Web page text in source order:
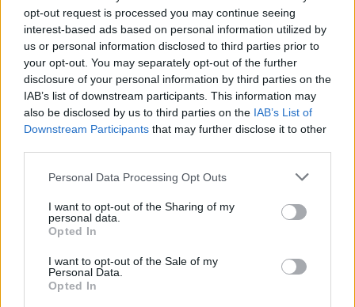
opt-out request is processed you may continue seeing
interest-based ads based on personal information utilized by
us or personal information disclosed to third parties prior to
your opt-out. You may separately opt-out of the further
disclosure of your personal information by third parties on the
IAB’s list of downstream participants. This information may
also be disclosed by us to third parties on the IAB’s List of
Downstream Participants that may further disclose it to other
Personal Data Processing Opt Outs
I want to opt-out of the Sharing of my
personal data.
Opted In
I want to opt-out of the Sale of my
Personal Data.
Opted In
Prihodnji teden bo Velenje obiskala
komisija projekta Moja dežela – znak
gostoljubnosti
6. avgust 2026
Ob povečanem številu podtaknjenih
požarov pozivi občanom k takojšnjemu
obveščanju policije
6. avgust 2026
Opozorilo:
sovraštva, nasilja ali nestrpnosti. Komentarji z žaljivimi,
rasističnimi, diskriminatornimi ali nezakonitimi vsebinami